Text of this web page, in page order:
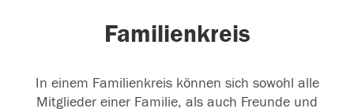
Familienkreis
In einem Familienkreis können sich sowohl alle
Mitglieder einer Familie, als auch Freunde und